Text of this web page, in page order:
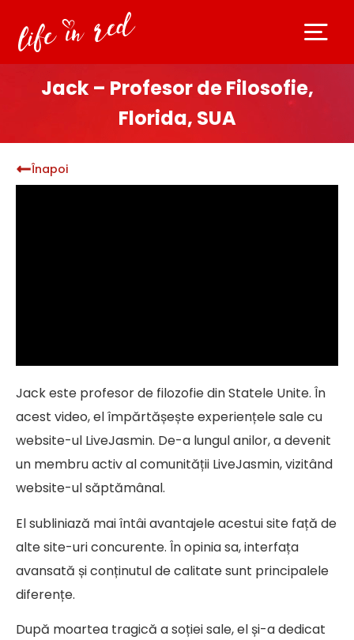
Jack – Profesor de Filosofie,
Florida, SUA
Înapoi
Jack este profesor de filozofie din Statele Unite. În
acest video, el împărtășește experiențele sale cu
website-ul LiveJasmin. De-a lungul anilor, a devenit
un membru activ al comunității LiveJasmin, vizitând
website-ul săptămânal.
El subliniază mai întâi avantajele acestui site față de
alte site-uri concurente. În opinia sa, interfața
avansată și conținutul de calitate sunt principalele
diferențe.
După moartea tragică a soției sale, el și-a dedicat